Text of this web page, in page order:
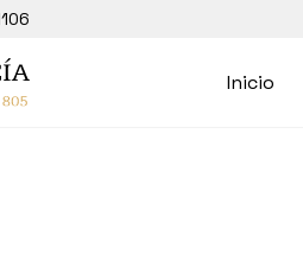
Inicio